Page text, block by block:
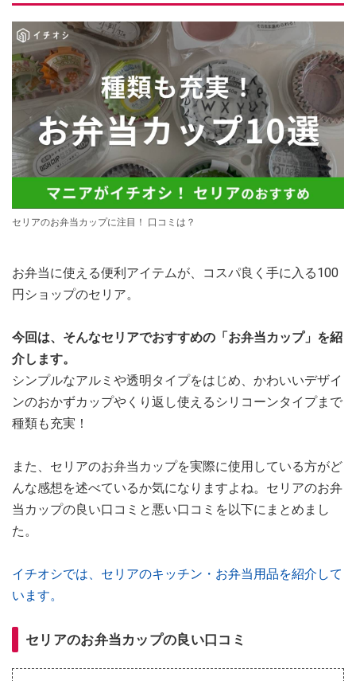
セリアのお弁当カップに注目！ 口コミは？
お弁当に使える便利アイテムが、コスパ良く手に入る100
円ショップのセリア。
今回は、そんなセリアでおすすめの「お弁当カップ」を紹
介します。
シンプルなアルミや透明タイプをはじめ、かわいいデザイ
ンのおかずカップやくり返し使えるシリコーンタイプまで
種類も充実！
また、セリアのお弁当カップを実際に使用している方がど
んな感想を述べているか気になりますよね。セリアのお弁
当カップの良い口コミと悪い口コミを以下にまとめまし
た。
イチオシでは、セリアのキッチン・お弁当用品を紹介して
います。
セリアのお弁当カップの良い口コミ